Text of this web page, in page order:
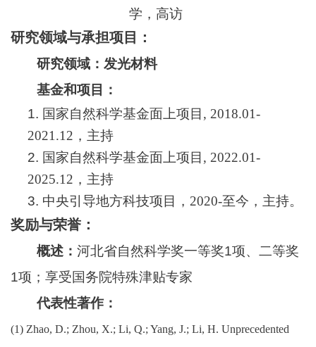
学，高访
研究领域与承担项目：
研究领域：发光材料
基金和项目：
1. 国家自然科学基金面上项目 , 2018.01-
2021 .12 ，主持
2. 国家自然科学基金面上项目 , 2022.01-
2025.12 ，主持
3. 中央引导地方科技项目， 2020-至今，主持。
奖励与荣誉：
概述： 河北省自然科学奖一等奖1项、二等奖
1项；享受国务院特殊津贴专家
代表性著作：
(1) Zhao, D.; Zhou, X.; Li, Q.; Yang, J.; Li, H. Unprecedented